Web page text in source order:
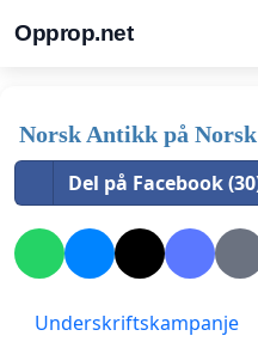
Opprop.net
Norsk Antikk på
Del på Facebook
Underskriftskampanje